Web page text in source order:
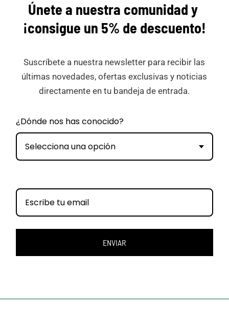
Únete a nuestra comunidad y
¡consigue un 5% de descuento!
Suscríbete a nuestra newsletter para recibir las
últimas novedades, ofertas exclusivas y noticias
directamente en tu bandeja de entrada.
¿Dónde nos has conocido?
Selecciona una opción
ENVIAR